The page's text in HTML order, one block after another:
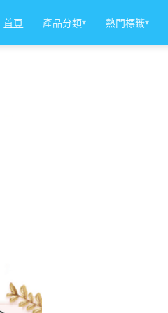
首頁 產品分類▾ 熱門標籤▾